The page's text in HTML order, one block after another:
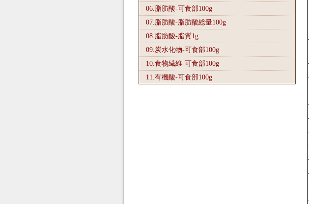
06.脂肪酸-可食部100g
07.脂肪酸-脂肪酸総量100g
08.脂肪酸-脂質1g
09.炭水化物-可食部100g
10.食物繊維-可食部100g
11.有機酸-可食部100g